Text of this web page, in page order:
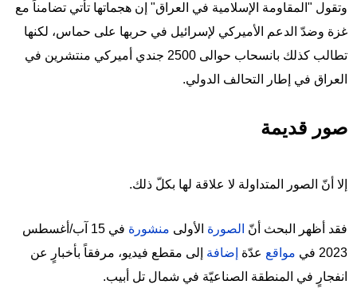
وتقول "المقاومة الإسلامية في العراق" إن هجماتها تأتي تضامناً مع
غزة وضدّ الدعم الأميركي لإسرائيل في حربها على حماس، لكنها
تطالب كذلك بانسحاب حوالى 2500 جندي أميركي منتشرين في
العراق في إطار التحالف الدولي.
صور قديمة
إلا أنّ الصور المتداولة لا علاقة لها بكلّ ذلك.
فقد أظهر البحث أنّ الصورة الأولى منشورة
في 15 آب/أغسطس
2023 في
مواقع عدّة إضافة إلى مقطع فيديو، مرفقاً بأخبارٍ عن
انفجارٍ في المنطقة الصناعيّة في شمال تل أبيب.